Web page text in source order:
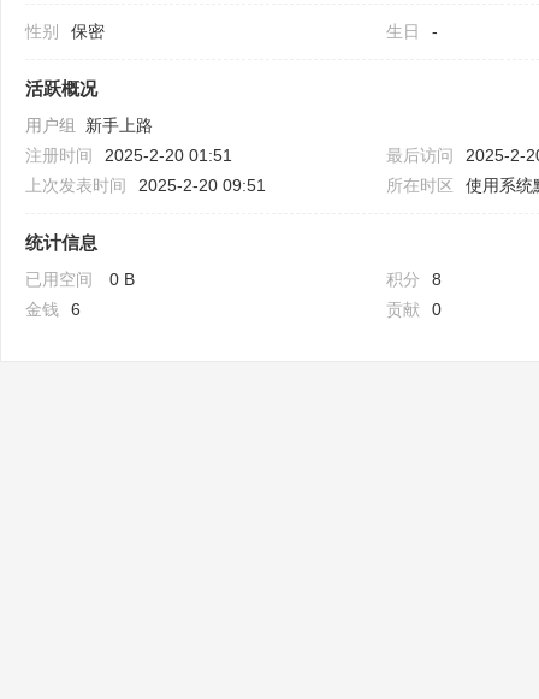
性别 保密 生日 -
活跃概况
用户组 新手上路
注册时间
2025-2-20 01:51 最后访问
2025-2-
上次发表时间
2025-2-20 09:51 所在时区 使用系统
统计信息
已用空间 0 B 积分
8
金钱
6 贡献 0